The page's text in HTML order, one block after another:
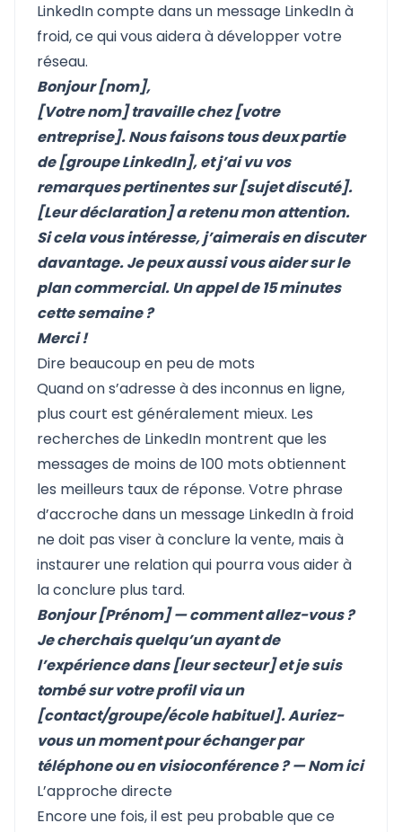
LinkedIn compte dans un message LinkedIn à
froid, ce qui vous aidera à développer votre
réseau.
Bonjour [nom],
[Votre nom] travaille chez [votre
entreprise]. Nous faisons tous deux partie
de [groupe LinkedIn], et j’ai vu vos
remarques pertinentes sur [sujet discuté].
[Leur déclaration] a retenu mon attention.
Si cela vous intéresse, j’aimerais en discuter
davantage. Je peux aussi vous aider sur le
plan commercial. Un appel de 15 minutes
cette semaine ?
Merci !
Dire beaucoup en peu de mots
Quand on s’adresse à des inconnus en ligne,
plus court est généralement mieux. Les
recherches de LinkedIn montrent que les
messages de moins de 100 mots obtiennent
les meilleurs taux de réponse. Votre phrase
d’accroche dans un message LinkedIn à froid
ne doit pas viser à conclure la vente, mais à
instaurer une relation qui pourra vous aider à
la conclure plus tard.
Bonjour [Prénom] — comment allez-vous ?
Je cherchais quelqu’un ayant de
l’expérience dans [leur secteur] et je suis
tombé sur votre profil via un
[contact/groupe/école habituel]. Auriez-
vous un moment pour échanger par
téléphone ou en visioconférence ? — Nom ici
L’approche directe
Encore une fois, il est peu probable que ce